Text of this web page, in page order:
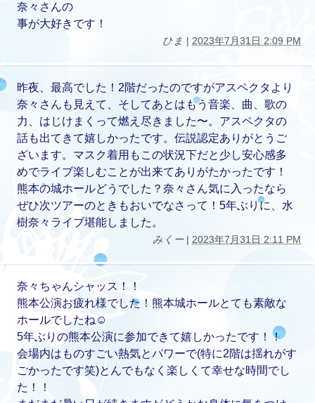
奈々さんの
事が大好きです！
ひま | 2023年7月31日 2:09 PM
昨夜、最高でした！2階だったのですがアスペクタより
奈々さんも見えて、そしてあとはもう音楽、曲、歌の
力、はじけまくって燃え尽きました〜。アスペクタの
話も出てきて嬉しかったです。伝説認定ありがとうご
ざいます。マスク着用もこの状況下だと少し安心感多
めでライブ楽しむことが出来てありがたかったです！
熊本の城ホールどうでした？奈々さん気に入ったなら
ぜひ次ツアーのときもおいでなさって！5年ぶりに、水
樹奈々ライブ堪能しました。
みくー| 2023年7月31日 2:11 PM
奈々ちゃんシャッス！！
熊本公演お疲れ様でした！熊本城ホールとても素敵な
ホールでしたね☺️
5年ぶりの熊本公演に参加できて嬉しかったです！！
会場内はものすごい熱気とパワーで(特に2階は揺れがす
ごかったです笑)とんでもなく楽しくて幸せな時間でし
た！！